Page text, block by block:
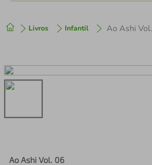
Livros Infantil Ao Ashi
Ao Ashi Vol. 06
2º cafeteira